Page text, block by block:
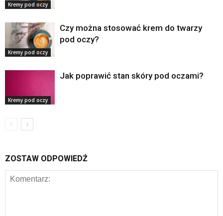
Kremy pod oczy
Kremy pod oczy
Czy można stosować krem do twarzy
pod oczy?
Kremy pod oczy
Jak poprawić stan skóry pod oczami?
ZOSTAW ODPOWIEDŹ